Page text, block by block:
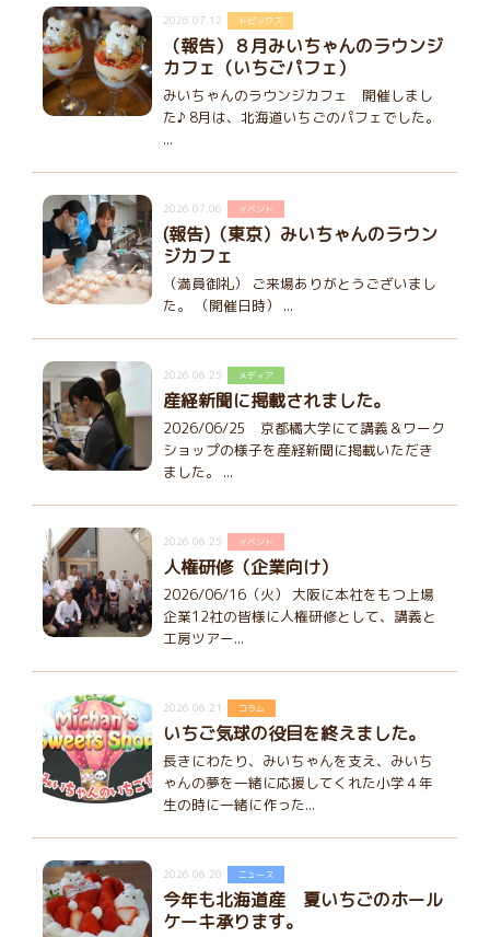
2026.07.12 トピックス
（報告）８月みいちゃんのラウンジ
カフェ（いちごパフェ）
みいちゃんのラウンジカフェ 開催しまし
た♪ 8月は、北海道いちごのパフェでした。
...
2026.07.06 イベント
(報告)（東京）みいちゃんのラウン
ジカフェ
（満員御礼） ご来場ありがとうございまし
た。 （開催日時） ...
2026.06.25 メディア
産経新聞に掲載されました。
2026/06/25 京都橘大学にて講義＆ワーク
ショップの様子を産経新聞に掲載いただき
ました。 ...
2026.06.25 イベント
人権研修（企業向け）
2026/06/16（火） 大阪に本社をもつ上場
企業12社の皆様に人権研修として、講義と
工房ツアー...
2026.06.21 コラム
いちご気球の役目を終えました。
長きにわたり、みいちゃんを支え、みいち
ゃんの夢を一緒に応援してくれた小学４年
生の時に一緒に作った...
2026.06.20 ニュース
今年も北海道産 夏いちごのホール
ケーキ承ります。